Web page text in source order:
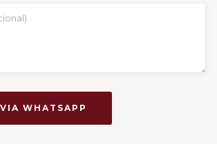
WHATSAPP